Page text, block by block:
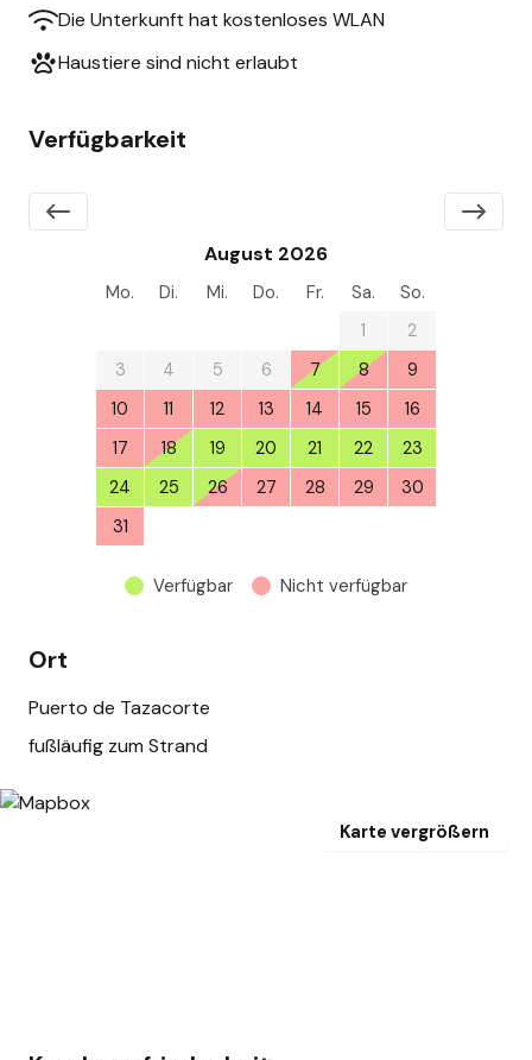
Die Unterkunft hat kostenloses WLAN
Haustiere sind nicht erlaubt
Verfügbarkeit
August 2026
Mo. Di. Mi. Do. Fr. Sa.
So.
1
2
3
4 5 6 7 8
9
10
11 12 13 14 15
16
17
18 19 20 21 22
23
24
25 26 27 28 29
30
31
Verfügbar Nicht verfügbar
Ort
Puerto de Tazacorte
fußläufig zum Strand
Karte vergrößern